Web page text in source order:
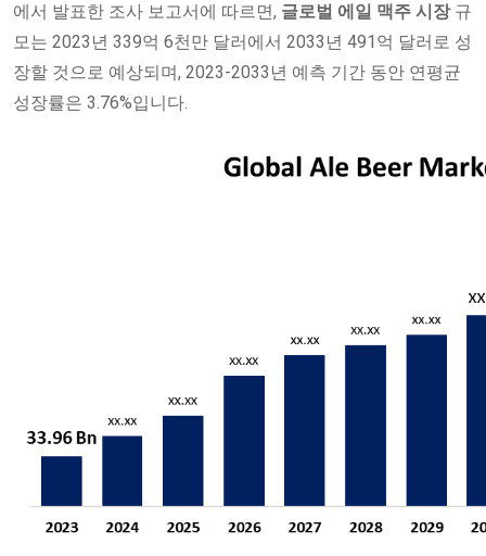
에서 발표한 조사 보고서에 따르면, 글로벌 에일 맥주 시장규
모는 2023년 339억 6천만 달러에서 2033년 491억 달러로 성
장할 것으로 예상되며, 2023-2033년 예측 기간 동안 연평균
성장률은 3.76%입니다.